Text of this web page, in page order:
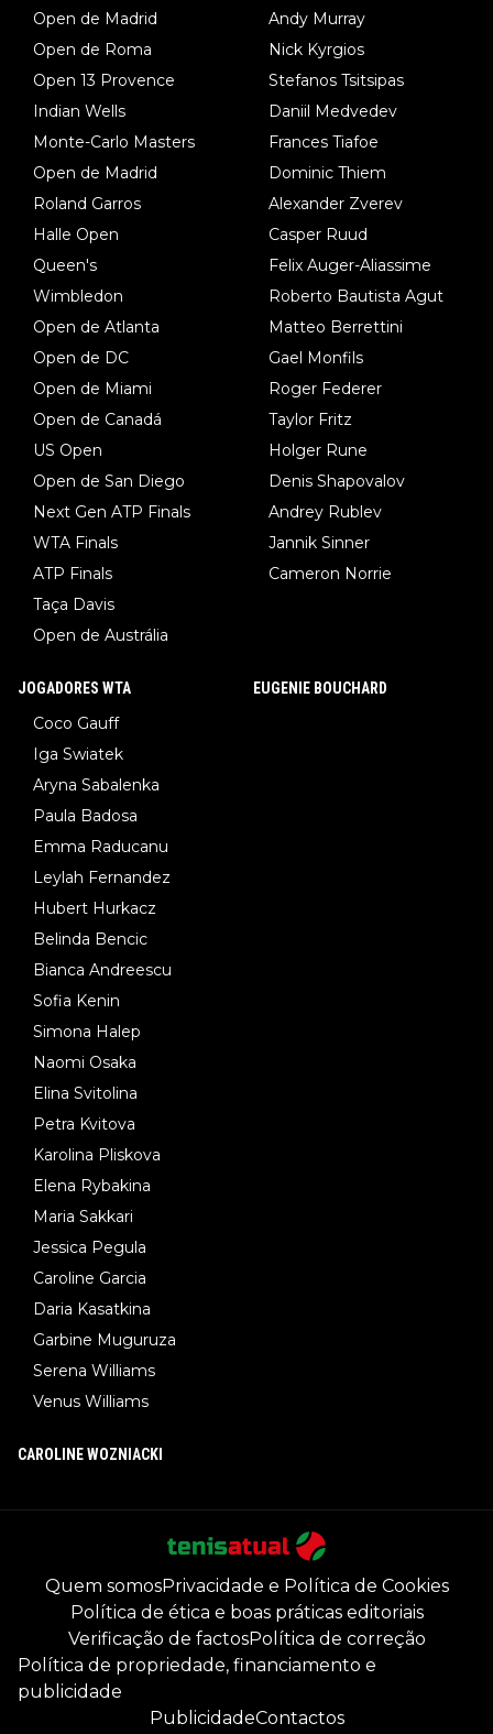
Open de Madrid
Open de Roma
Open 13 Provence
Indian Wells
Monte-Carlo Masters
Open de Madrid
Roland Garros
Halle Open
Queen's
Wimbledon
Open de Atlanta
Open de DC
Open de Miami
Open de Canadá
US Open
Open de San Diego
Next Gen ATP Finals
WTA Finals
ATP Finals
Taça Davis
Open de Austrália
Andy Murray
Nick Kyrgios
Stefanos Tsitsipas
Daniil Medvedev
Frances Tiafoe
Dominic Thiem
Alexander Zverev
Casper Ruud
Felix Auger-Aliassime
Roberto Bautista Agut
Matteo Berrettini
Gael Monfils
Roger Federer
Taylor Fritz
Holger Rune
Denis Shapovalov
Andrey Rublev
Jannik Sinner
Cameron Norrie
JOGADORES WTA
Coco Gauff
Iga Swiatek
Aryna Sabalenka
Paula Badosa
Emma Raducanu
Leylah Fernandez
Hubert Hurkacz
Belinda Bencic
Bianca Andreescu
Sofia Kenin
Simona Halep
Naomi Osaka
Elina Svitolina
Petra Kvitova
Karolina Pliskova
Elena Rybakina
Maria Sakkari
Jessica Pegula
Caroline Garcia
Daria Kasatkina
Garbine Muguruza
Serena Williams
Venus Williams
EUGENIE BOUCHARD
CAROLINE WOZNIACKI
Quem somosPrivacidade e Política de Cookies
Política de ética e boas práticas editoriais
Verificação de factosPolítica de correção
Política de propriedade, financiamento e
publicidade
PublicidadeContactos